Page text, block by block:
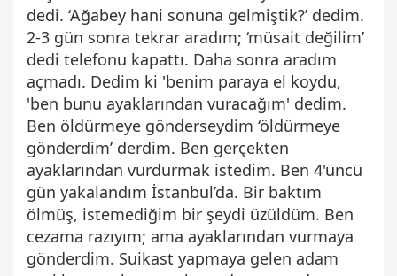
dedi. ‘Ağabey hani sonuna gelmiştik?’ dedim.
2-3 gün sonra tekrar aradım; ‘müsait değilim’
dedi telefonu kapattı. Daha sonra aradım
açmadı. Dedim ki 'benim paraya el koydu,
'ben bunu ayaklarından vuracağım' dedim.
Ben öldürmeye gönderseydim ‘öldürmeye
gönderdim’ derdim. Ben gerçekten
ayaklarından vurdurmak istedim. Ben 4'üncü
gün yakalandım İstanbul’da. Bir baktım
ölmüş, istemediğim bir şeydi üzüldüm. Ben
cezama razıyım; ama ayaklarından vurmaya
gönderdim. Suikast yapmaya gelen adam